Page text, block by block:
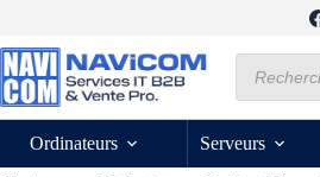
contenu
produits
Ordinateurs
Serveurs